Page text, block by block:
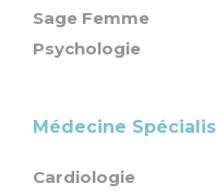
Sage Femme
Psychologie
Médecine
Cardiologie